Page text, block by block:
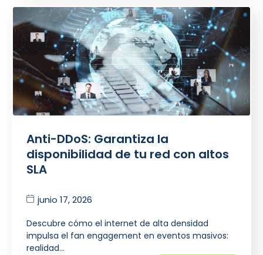
Anti-DDoS: Garantiza la
disponibilidad de tu red con altos
SLA
junio 17, 2026
Descubre cómo el internet de alta densidad
impulsa el fan engagement en eventos masivos:
realidad…